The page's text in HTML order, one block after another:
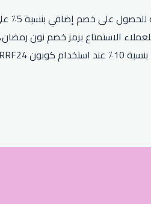
الاستمتاع برمز خصم نون